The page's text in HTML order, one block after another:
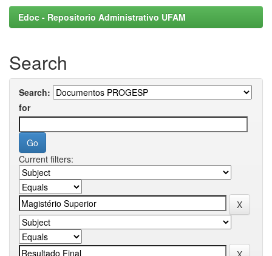
Edoc - Repositorio Administrativo UFAM
Search
Search:
for
Current filters: